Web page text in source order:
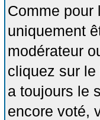
Comme pour
uniquement
modérateur
cliquez sur
a toujours le
encore voté,